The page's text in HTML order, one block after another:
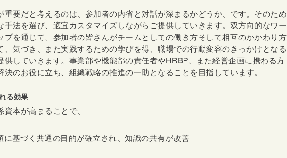
重要だと考えるのは、参加者の内省と対話が深まるかどうか、です。そのため
手法を選び、適宜カスタマイズしながらご提供していきます。双方向的なワー
プを通じて、参加者の皆さんがチームとしての働き方そして相互のかかわり方
、気づき、また実践するための学びを得、職場での行動変容のきっかけとなる
供していきます。事業部や機能部の責任者やHRBP、また経営企画に携わる方
決のお役に立ち、組織戦略の推進の一助となることを目指しています。
る効果
資本が高まることで、
に基づく共通の目的が確立され、知識の共有が改善